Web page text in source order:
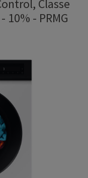
Classe
- 10% - PRMG